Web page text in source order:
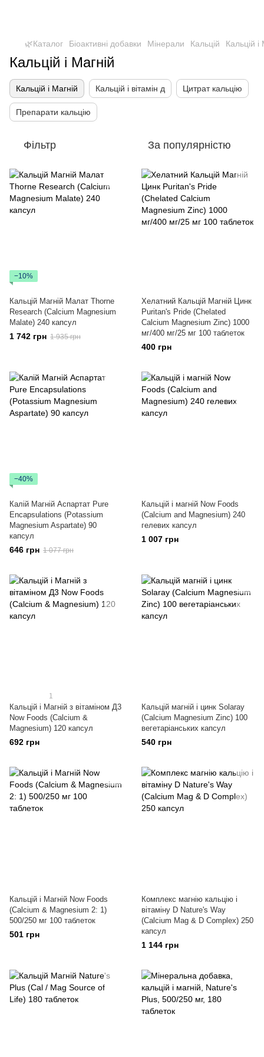
🌿Каталог Біоактивні добавки Мінерали Кальцій Кальцій і
Кальцій і Магній
Кальцій і Магній Кальцій і вітамін д Цитрат кальцію
Препарати кальцію
Фільтр За популярністю
−10%
Кальцій Магній Малат Thorne
Research (Calcium Magnesium
Malate) 240 капсул
1 742 грн 1 935 грн
Хелатний Кальцій Магній Цинк
Puritan's Pride (Chelated
Calcium Magnesium Zinc) 1000
мг/400 мг/25 мг 100 таблеток
400 грн
−40%
Калій Магній Аспартат Pure
Encapsulations (Potassium
Magnesium Aspartate) 90
капсул
646 грн 1 077 грн
Кальцій і магній Now Foods
(Calcium and Magnesium) 240
гелевих капсул
1 007 грн
1
Кальцій і Магній з вітаміном Д3
Now Foods (Calcium &
Magnesium) 120 капсул
692 грн
Кальцій магній і цинк Solaray
(Calcium Magnesium Zinc) 100
вегетаріанських капсул
540 грн
Кальцій і Магній Now Foods
(Calcium & Magnesium 2: 1)
500/250 мг 100 таблеток
501 грн
Комплекс магнію кальцію і
вітаміну D Nature's Way
(Calcium Mag & D Complex) 250
капсул
1 144 грн